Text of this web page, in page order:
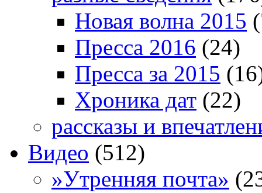
Новая волна 2015
Пресса 2016 (24)
Пресса за 2015
Хроника дат (22)
рассказы и
Видео (512)
»Утренняя почта»